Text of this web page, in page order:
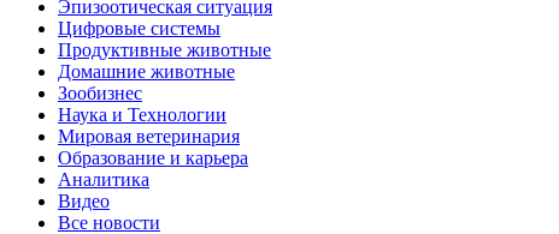
Эпизоотическая ситуация
Цифровые системы
Продуктивные животные
Домашние животные
Зообизнес
Наука и Технологии
Мировая ветеринария
Образование и карьера
Аналитика
Видео
Все новости